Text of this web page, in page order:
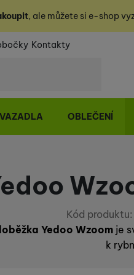
, ale můžete si e-shop
Kontakty
OBLEČENÍ
Kód produktu:
Yedoo Wzoomje
k